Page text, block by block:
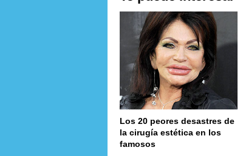
Los 20 peores desastres de
la cirugía estética en los
famosos